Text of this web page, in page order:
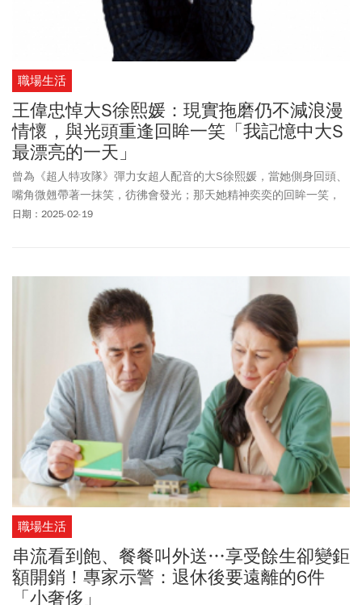
職場生活
王偉忠悼大S徐熙媛：現實拖磨仍不減浪漫
情懷，與光頭重逢回眸一笑「我記憶中大S
最漂亮的一天」
曾為《超人特攻隊》彈力女超人配音的大S徐熙媛，當她側身回頭、
嘴角微翹帶著一抹笑，彷彿會發光；那天她精神奕奕的回眸一笑，
滿滿的幸福喜悅，是我記憶中她最漂亮、最開心的一天。
日期：2025-02-19
職場生活
串流看到飽、餐餐叫外送…享受餘生卻變鉅
額開銷！專家示警：退休後要遠離的6件
「小奢侈」